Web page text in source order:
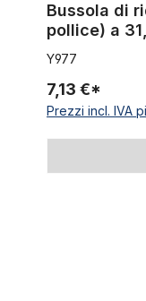
Bussola di
pollice) a
Y977
7,13 €*
Prezzi incl. IVA